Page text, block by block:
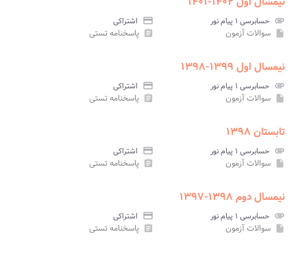
attachment حسابرسی ۱ پیام نور credit_card اشتراکی
insert_drive_file سوالات آزمون assignment پاسخنامه تستی
نیمسال اول ۱۳۹۹-۱۳۹۸
attachment حسابرسی ۱ پیام نور credit_card اشتراکی
insert_drive_file سوالات آزمون assignment پاسخنامه تستی
تابستان ۱۳۹۸
attachment حسابرسی ۱ پیام نور credit_card اشتراکی
insert_drive_file سوالات آزمون assignment پاسخنامه تستی
نیمسال دوم ۱۳۹۸-۱۳۹۷
attachment حسابرسی ۱ پیام نور credit_card اشتراکی
insert_drive_file سوالات آزمون assignment پاسخنامه تستی